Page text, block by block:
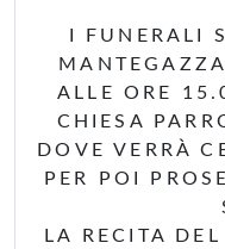
I FUNERALI
ALLE ORE
CHIESA
DOVE VERRÀ
PER POI
LA RECITA